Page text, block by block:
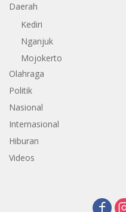
Daerah
Kediri
Nganjuk
Mojokerto
Olahraga
Politik
Nasional
Internasional
Hiburan
Videos